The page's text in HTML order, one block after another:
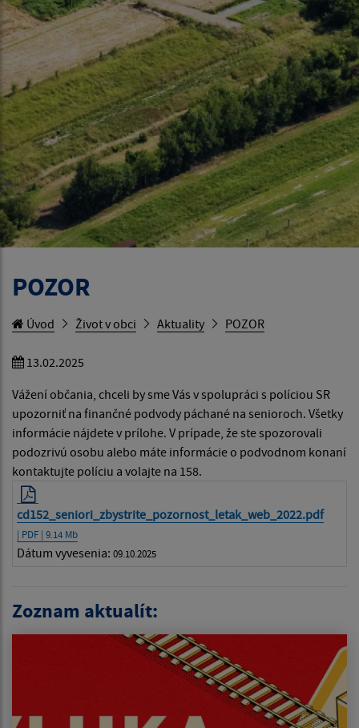
POZOR
Úvod Život v obci Aktuality POZOR
13.02.2025
Vážení občania, chceli by sme Vás v spolupráci s políciou SR
upozorniť na finančné podvody páchané na senioroch. Všetky
informácie nájdete v prílohe. V prípade, že ste spozorovali
podozrivú osobu alebo máte informácie o podvodnom konaní
kontaktujte políciu a volajte na 158.
cd152_seniori_zbystrite_pozornost_letak_web_2022.pdf
| PDF | 9.14 Mb
Dátum vyvesenia: 09.10.2025
Zoznam aktualít: